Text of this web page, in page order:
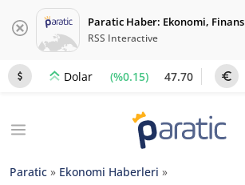
Paratic Haber: Ekonomi, Finans
RSS Interactive
Dolar (%0.15) 47.70
Paratic » Ekonomi Haberleri »